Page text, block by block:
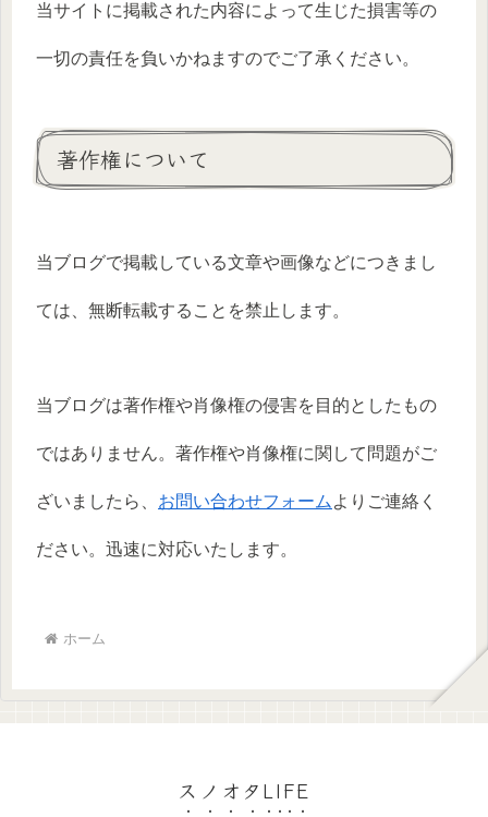
当サイトに掲載された内容によって生じた損害等の
一切の責任を負いかねますのでご了承ください。
著作権について
当ブログで掲載している文章や画像などにつきまし
ては、無断転載することを禁止します。
当ブログは著作権や肖像権の侵害を目的としたもの
ではありません。著作権や肖像権に関して問題がご
ざいましたら、 お問い合わせフォームよりご連絡く
ださい。迅速に対応いたします。
ホーム
スノオタLIFE